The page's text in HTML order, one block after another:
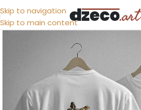
Skip to navigation
Skip to main content